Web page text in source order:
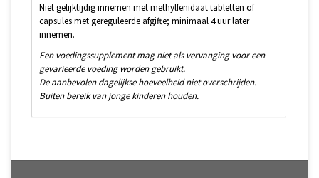
Niet gelijktijdig innemen met methylfenidaat tabletten of
capsules met gereguleerde afgifte; minimaal 4 uur later
innemen.
Een voedingssupplement mag niet als vervanging voor een
gevarieerde voeding worden gebruikt.
De aanbevolen dagelijkse hoeveelheid niet overschrijden.
Buiten bereik van jonge kinderen houden.